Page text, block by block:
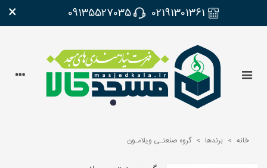
02191301361
09135527035
×
خانه > برندها > گروه صنعتـی ویلامـون